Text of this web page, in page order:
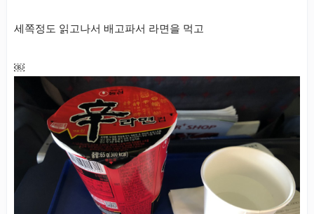
세쪽정도 읽고나서 배고파서 라면을 먹고
￼